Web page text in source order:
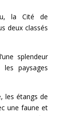
la Cité de
deux classés
splendeur
paysages
les étangs de
une faune et